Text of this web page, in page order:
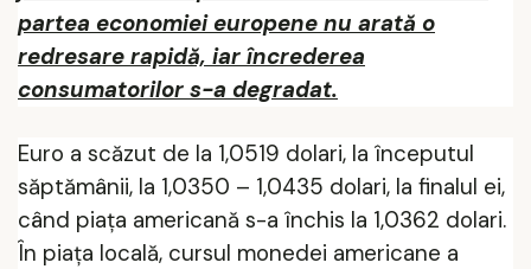
partea economiei europene nu arată o
redresare rapidă, iar încrederea
consumatorilor s-a degradat.
Euro a scăzut de la 1,0519 dolari, la începutul
săptămânii, la 1,0350 – 1,0435 dolari, la finalul ei,
când piața americană s-a închis la 1,0362 dolari.
În piața locală, cursul monedei americane a